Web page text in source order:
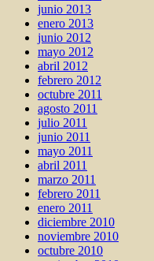
junio 2013
enero 2013
junio 2012
mayo 2012
abril 2012
febrero 2012
octubre 2011
agosto 2011
julio 2011
junio 2011
mayo 2011
abril 2011
marzo 2011
febrero 2011
enero 2011
diciembre 2010
noviembre 2010
octubre 2010